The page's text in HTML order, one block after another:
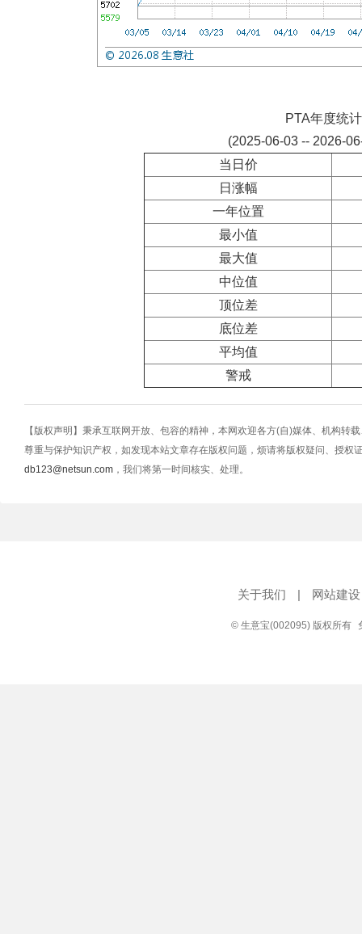
PTA年度统计
(2025-06-03 -- 2026-
当日价
日涨幅
一年位置
最小值
最大值
中位值
顶位差
底位差
平均值
警戒
【版权声明】秉承互联网开放、包容的精神，本网欢迎各方(自)媒体、机构转
尊重与保护知识产权，如发现本站文章存在版权问题，烦请将版权疑问、授权
db123@netsun.com ，我们将第一时间核实、处理。
关于我们 | 网站建设
© 生意宝(002095) 版权所有